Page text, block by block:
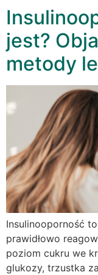
jest?
metody
Insulinooporność
prawidłowo
poziom cukru we
glukozy, trzustka